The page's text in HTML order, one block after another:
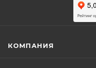
КОМПАНИЯ